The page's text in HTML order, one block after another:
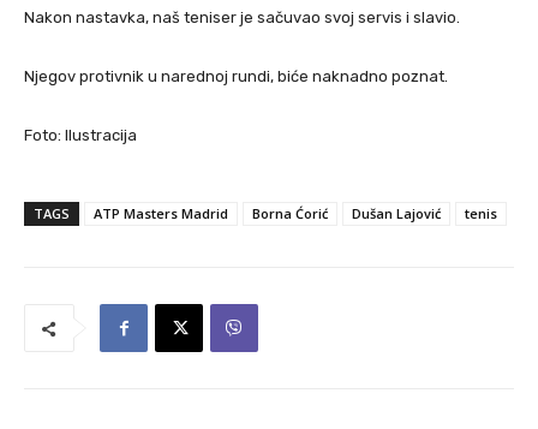
Nakon nastavka, naš teniser je sačuvao svoj servis i slavio.
Njegov protivnik u narednoj rundi, biće naknadno poznat.
Foto: Ilustracija
TAGS ATP Masters Madrid Borna Ćorić Dušan Lajović tenis